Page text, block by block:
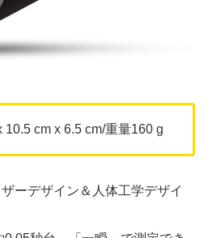
cm x 6.5 cm/重量160 g
ーデザイン＆人体工学デザイ